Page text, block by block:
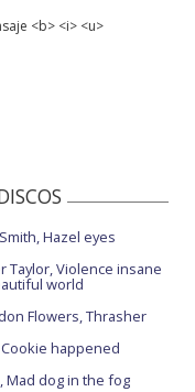
<b> <i> <u>
Hazel eyes
Taylor, Violence insane
world
Flowers, Thrasher
happened
Mad dog in the fog